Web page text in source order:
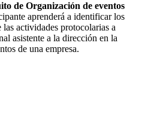
de Organización de eventos
aprenderá a identificar los
las actividades protocolarias a
asistente a la dirección en la
de una empresa.